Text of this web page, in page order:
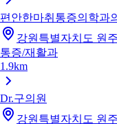
편안한마취통증의학과
강원특별자치도 원
통증/재활과
1.9km
Dr.구의원
강원특별자치도 원